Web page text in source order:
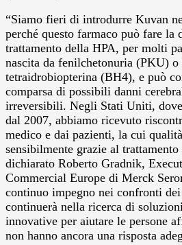
“Siamo fieri di introdurre Kuvan
perché questo farmaco può fare la
trattamento della HPA, per molti
nascita da fenilchetonuria (PKU) o
tetraidrobiopterina (BH4), e può
comparsa di possibili danni
irreversibili. Negli Stati Uniti,
dal 2007, abbiamo ricevuto
medico e dai pazienti, la cui
sensibilmente grazie al
dichiarato Roberto Gradnik,
Commercial Europe di Merck
continuo impegno nei confronti
continuerà nella ricerca di
innovative per aiutare le persone
non hanno ancora una risposta